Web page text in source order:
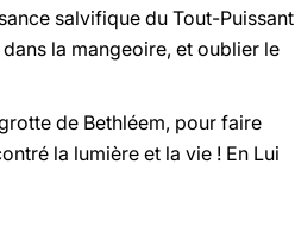
salvifique du Tout-
la mangeoire, et oublier le
de Bethléem, pour faire
la lumière et la vie ! En Lui